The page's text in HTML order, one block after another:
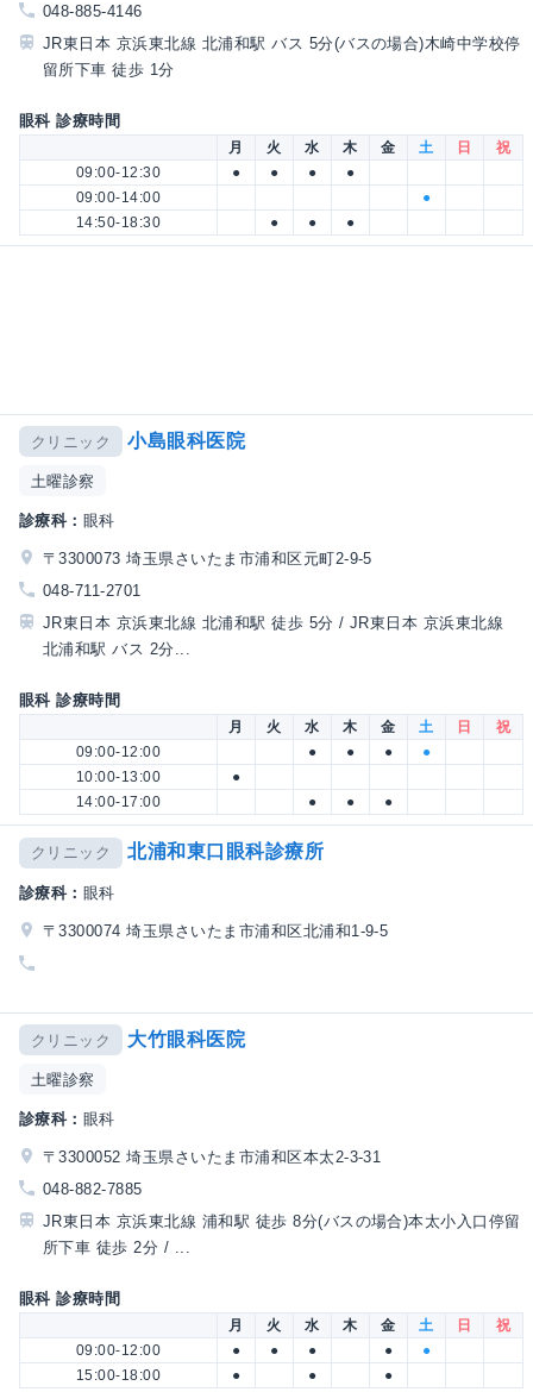
048-885-4146
JR東日本 京浜東北線 北浦和駅 バス 5分(バスの場合)木崎中学校停
留所下車 徒歩 1分
眼科 診療時間
月 火 水 木 金 土 日
祝
09:00-12:30
● ● ●
●
09:00-14:00
●
14:50-18:30
● ● ●
クリニック 小島眼科医院
土曜診察
診療科： 眼科
〒3300073 埼玉県さいたま市浦和区元町2-9-5
048-711-2701
JR東日本 京浜東北線 北浦和駅 徒歩 5分 / JR東日本 京浜東北線
北浦和駅 バス 2分...
眼科 診療時間
月 火 水 木 金 土 日
祝
09:00-12:00
● ● ●
●
10:00-13:00
●
14:00-17:00
● ● ●
クリニック 北浦和東口眼科診療所
診療科： 眼科
〒3300074 埼玉県さいたま市浦和区北浦和1-9-5
クリニック 大竹眼科医院
土曜診察
診療科： 眼科
〒3300052 埼玉県さいたま市浦和区本太2-3-31
048-882-7885
JR東日本 京浜東北線 浦和駅 徒歩 8分(バスの場合)本太小入口停留
所下車 徒歩 2分 / ...
眼科 診療時間
月 火 水 木 金 土 日
祝
09:00-12:00
● ● ● ●
●
15:00-18:00
● ● ●